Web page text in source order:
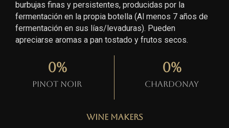
burbujas finas y persistentes, producidas por la
fermentación en la propia botella (Al menos 7 años de
fermentación en sus lías/levaduras). Pueden
apreciarse aromas a pan tostado y frutos secos.
Pinot Noir
0%
Chardonay
0%
Wine Makers